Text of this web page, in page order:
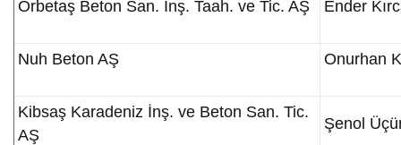
Orbetaş Beton San. İnş. Taah. ve Tic. AŞ Ender
Nuh Beton AŞ Onurhan
Kibsaş Karadeniz İnş. ve Beton San. Tic.
AŞ
Şenol